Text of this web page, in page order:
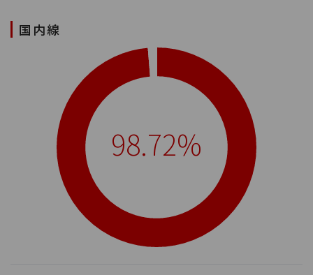
国内線
98.72%